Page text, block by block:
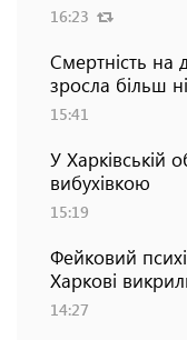
16:23
Смертність на
зросла більш
15:41
У Харківській
вибухівкою
15:19
Фейковий
Харкові
14:27